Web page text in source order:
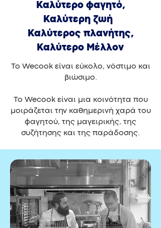
Καλύτερο φαγητό,
Καλύτερη ζωή
Καλύτερος πλανήτης,
Καλύτερο Μέλλον
Το Wecook είναι εύκολο, νόστιμο και
βιώσιμο.
Το Wecook είναι μια κοινότητα που
μοιράζεται την καθημερινή χαρά του
φαγητού, της μαγειρικής, της
συζήτησης και της παράδοσης.